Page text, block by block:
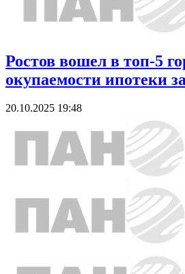
Ростов вошел в топ-5
окупаемости ипотеки
20.10.2025 19:48